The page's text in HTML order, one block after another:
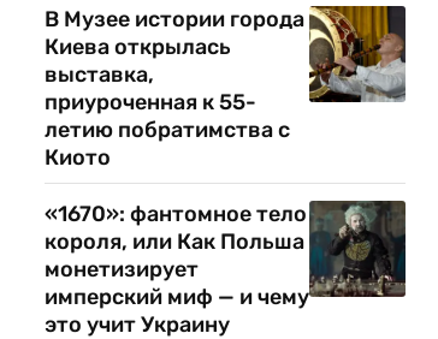
В Музее истории города
Киева открылась
выставка,
приуроченная к 55-
летию побратимства с
Киото
«1670»: фантомное тело
короля, или Как Польша
монетизирует
имперский миф — и чему
это учит Украину